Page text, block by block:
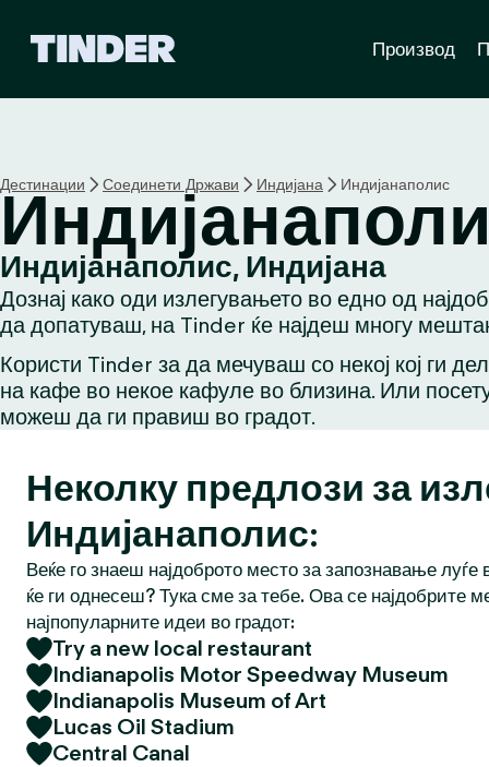
H
o
e
Производ
Дестинации Соединети Држави Индијана Индијанаполис
Индијанаполис, Индијана
Дознај како оди излегувањето во едно од
да допатуваш, на Tinder ќе најдеш многу
Користи Tinder за да мечуваш со некој кој ги
на кафе во некое кафуле во близина. Или
можеш да ги правиш во градот.
Неколку предлози за
Индијанаполис:
Веќе го знаеш најдоброто место за запознавање луѓе
ќе ги однесеш? Тука сме за тебе. Ова се најдобрите
најпопуларните идеи во градот:
Try a new local restaurant
Indianapolis Motor Speedway Museum
Indianapolis Museum of Art
Lucas Oil Stadium
Central Canal